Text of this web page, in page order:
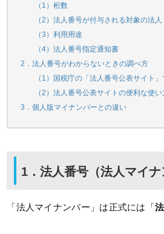
（1）桁数
（2）法人番号が付与される対象の法人
（3）利用用途
（4）法人番号指定通知書
2．法人番号がわからないときの調べ方
（1）国税庁の「法人番号公表サイト
（2）法人番号公表サイトの便利な使い
3．個人版マイナンバーとの違い
1．法人番号（法人マイ
「法人マイナンバー」は正式には「